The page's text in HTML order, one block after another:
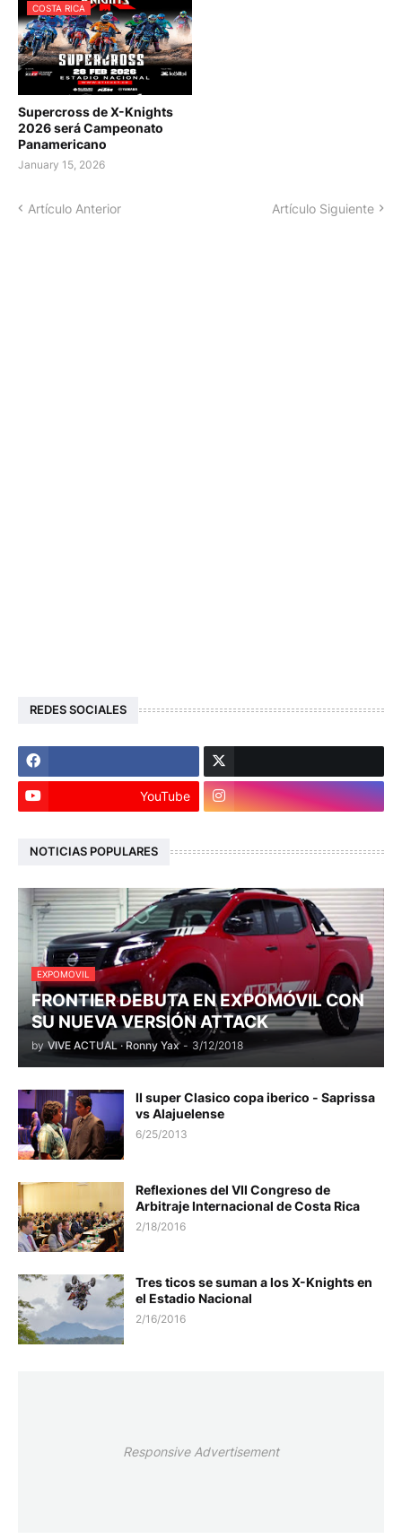
COSTA RICA
Supercross de X-Knights
2026 será Campeonato
Panamericano
January 15, 2026
Artículo Anterior Artículo Siguiente
REDES SOCIALES
YouTube
NOTICIAS POPULARES
EXPOMOVIL
FRONTIER DEBUTA EN EXPOMÓVIL CON
SU NUEVA VERSIÓN ATTACK
by VIVE ACTUAL · Ronny Yax - 3/12/2018
II super Clasico copa iberico - Saprissa
vs Alajuelense
6/25/2013
Reflexiones del VII Congreso de
Arbitraje Internacional de Costa Rica
2/18/2016
Tres ticos se suman a los X-Knights en
el Estadio Nacional
2/16/2016
Responsive Advertisement